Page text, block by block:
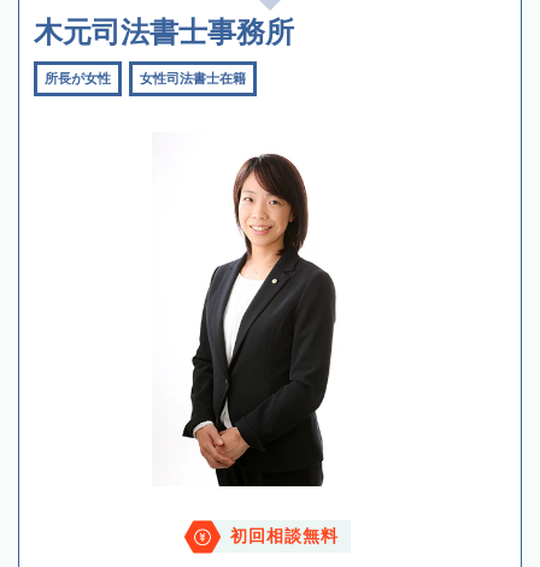
木元司法書士事務所
所長が女性 女性司法書士在籍
初回相談無料